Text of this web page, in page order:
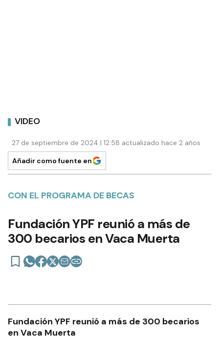
VIDEO
27 de septiembre de 2024 | 12:58 actualizado hace 2 años
Añadir como fuente en
CON EL PROGRAMA DE BECAS
Fundación YPF reunió a más de
300 becarios en Vaca Muerta
Fundación YPF reunió a más de 300 becarios
en Vaca Muerta